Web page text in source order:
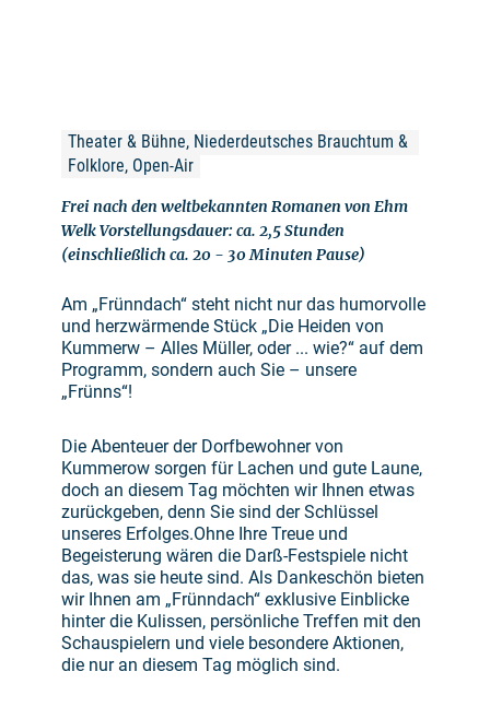
Theater & Bühne, Niederdeutsches Brauchtum &
Folklore, Open-Air
Frei nach den weltbekannten Romanen von Ehm
Welk Vorstellungsdauer: ca. 2,5 Stunden
(einschließlich ca. 20 - 30 Minuten Pause)
Am „Frünndach“ steht nicht nur das humorvolle
und herzwärmende Stück „Die Heiden von
Kummerw – Alles Müller, oder ... wie?“ auf dem
Programm, sondern auch Sie – unsere
„Frünns“!
Die Abenteuer der Dorfbewohner von
Kummerow sorgen für Lachen und gute Laune,
doch an diesem Tag möchten wir Ihnen etwas
zurückgeben, denn Sie sind der Schlüssel
unseres Erfolges.Ohne Ihre Treue und
Begeisterung wären die Darß-Festspiele nicht
das, was sie heute sind. Als Dankeschön bieten
wir Ihnen am „Frünndach“ exklusive Einblicke
hinter die Kulissen, persönliche Treffen mit den
Schauspielern und viele besondere Aktionen,
die nur an diesem Tag möglich sind.